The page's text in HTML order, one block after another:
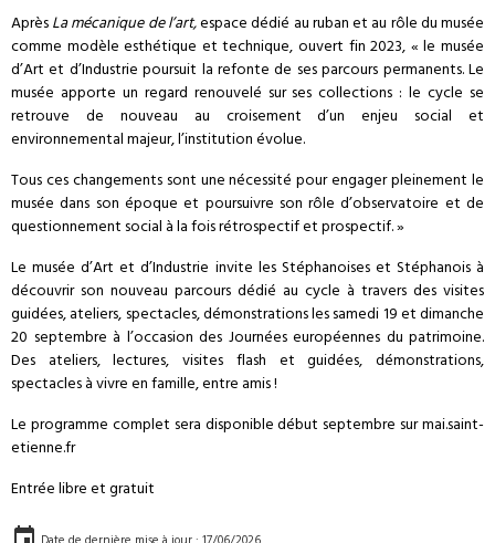
AprèsLa mécanique de l’art,espace dédié au ruban et au rôle du musée
comme modèle esthétique et technique, ouvert fin 2023, « le musée
d’Art et d’Industrie poursuit la refonte de ses parcours permanents. Le
musée apporte un regard renouvelé sur ses collections : le cycle se
retrouve de nouveau au croisement d’un enjeu social et
environnemental majeur, l’institution évolue.
Tous ces changements sont une nécessité pour engager pleinement le
musée dans son époque et poursuivre son rôle d’observatoire et de
questionnement social à la fois rétrospectif et prospectif. »
Le musée d’Art et d’Industrie invite les Stéphanoises et Stéphanois à
découvrir son nouveau parcours dédié au cycle à travers des visites
guidées, ateliers, spectacles, démonstrations les samedi 19 et dimanche
20 septembre à l’occasion des Journées européennes du patrimoine.
Des ateliers, lectures, visites flash et guidées, démonstrations,
spectacles à vivre en famille, entre amis !
Le programme complet sera disponible début septembre sur mai.saint-
etienne.fr
Entrée libre et gratuit